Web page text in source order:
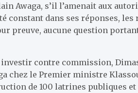
Awaga, s’il l’amenait aux
constant dans ses réponses, les
preuve, aucune question
contre commission,
chez le Premier ministre
de 100 latrines publiques et